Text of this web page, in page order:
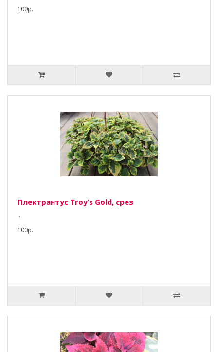
100р.
Плектрантус Тroy’s Gold, срез
..
100р.